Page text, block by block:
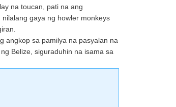
na toucan, pati na ang
gaya ng howler monkeys
angkop sa pamilya na pasyalan na
Belize, siguraduhin na isama sa